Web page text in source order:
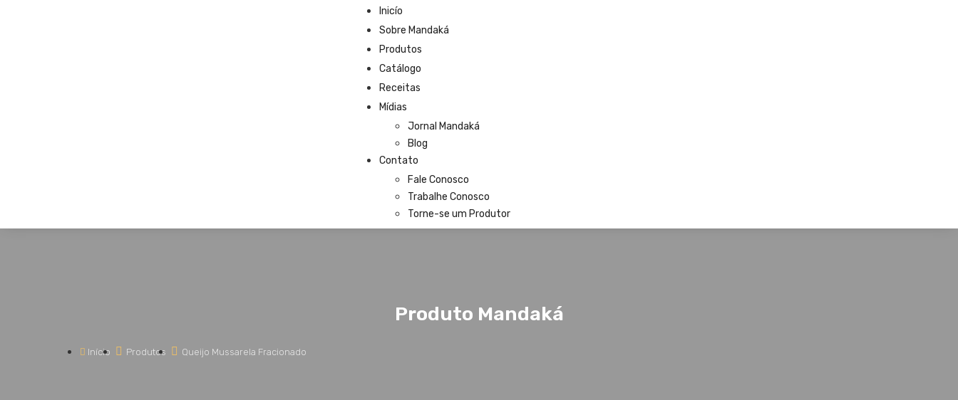
Inicío
Sobre Mandaká
Produtos
Catálogo
Receitas
Mídias
Jornal Mandaká
Blog
Contato
Fale Conosco
Trabalhe Conosco
Torne-se um Produtor
Produto Mandaká
Início Produtos Queijo Mussarela Fracionado